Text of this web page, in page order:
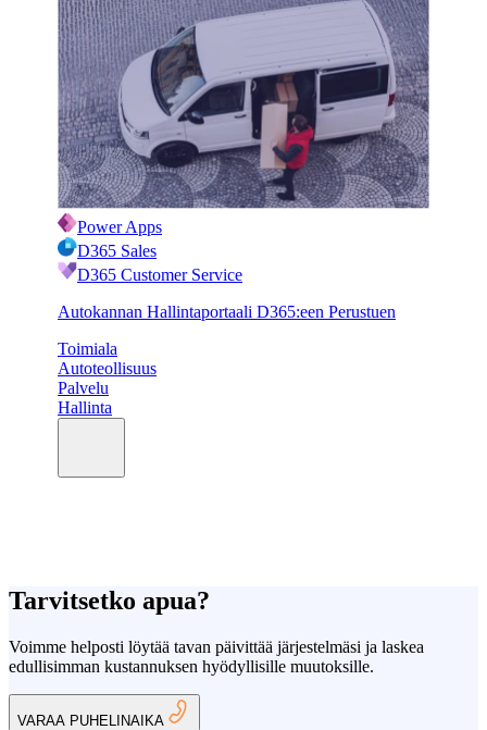
Power Apps
D365 Sales
D365 Customer Service
Autokannan Hallintaportaali D365:een Perustuen
Toimiala
Autoteollisuus
Palvelu
Hallinta
Tarvitsetko apua?
Voimme helposti löytää tavan päivittää järjestelmäsi ja laskea
edullisimman kustannuksen hyödyllisille muutoksille.
VARAA PUHELINAIKA